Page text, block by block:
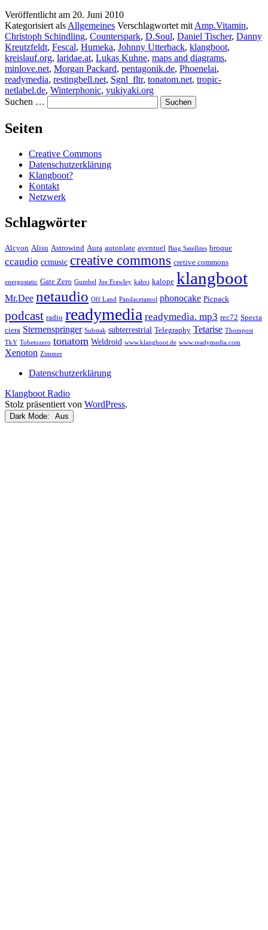
Veröffentlicht am 20. Juni 2010
Kategorisiert als Allgemeines Verschlagwortet mit Amp.Vitamin,
Christoph Schindling, Counterspark, D.Soul, Daniel Tischer, Danny
Kreutzfeldt, Fescal, Humeka, Johnny Utterback, klangboot,
kreislauf.org, laridae.at, Lukas Kuhne, maps and diagrams,
minlove.net, Morgan Packard, pentagonik.de, Phoenelai,
readymedia, restingbell.net, Sgnl_fltr, tonatom.net, tropic-
netlabel.de, Winterphonic, yukiyaki.org
Suchen …
Seiten
Creative Commons
Datenschutzerklärung
Klangboot?
Kontakt
Netzwerk
Schlagwörter
Alcyon Alisu Astrowind Aura autoplate aventuel Bing Satellites broque
ccaudio ccmusic creative commons cretive commons
energostatic Gate Zero Gumbel Joe Frawley kahvi kalope klangboot
Mr.Dee netaudio Off Land Pandacetamol phonocake Picpack
podcast radio readymedia readymedia. mp3 rec72 Specta
ciera Sternenspringer Substak subterrestrial Telegraphy Tetarise Thompost
TkY Tobetozero tonatom Weldroid www.klangboot.de www.readymedia.com
Xenoton Zimmer
Datenschutzerklärung
Klangboot Radio
Stolz präsentiert von WordPress.
Dark Mode: